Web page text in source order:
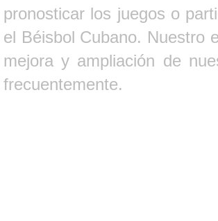
pronosticar los juegos o
el Béisbol Cubano. Nuestro
mejora y ampliación de
frecuentemente.